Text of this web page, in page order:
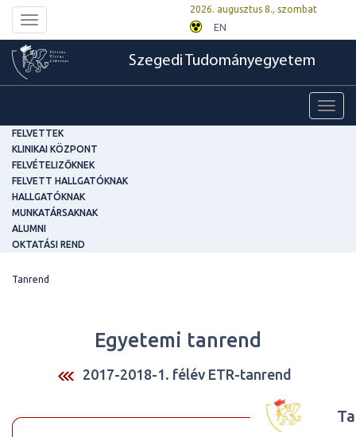
Toggle
navigation
2026. augusztus 8., szombat
EN
Szegedi Tudományegyetem
FELVETTEK
KLINIKAI KÖZPONT
FELVÉTELIZŐKNEK
FELVETT HALLGATÓKNAK
HALLGATÓKNAK
MUNKATÁRSAKNAK
ALUMNI
OKTATÁSI REND
Tanrend
Egyetemi tanrend
2017-2018-1. félév ETR-tanrend